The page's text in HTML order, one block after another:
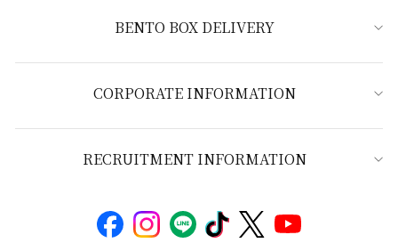
BENTO BOX DELIVERY
CORPORATE INFORMATION
RECRUITMENT INFORMATION